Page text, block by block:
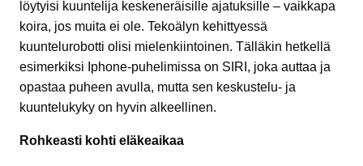
löytyisi kuuntelija keskeneräisille ajatuksille – vaikkapa
koira, jos muita ei ole. Tekoälyn kehittyessä
kuuntelurobotti olisi mielenkiintoinen. Tälläkin hetkellä
esimerkiksi Iphone-puhelimissa on SIRI, joka auttaa ja
opastaa puheen avulla, mutta sen keskustelu- ja
kuuntelukyky on hyvin alkeellinen.
Rohkeasti kohti eläkeaikaa